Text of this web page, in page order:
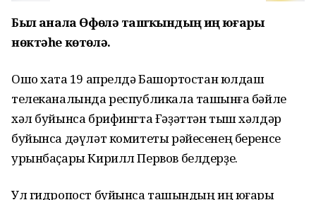
Был аҙнала Өфөлә ташҡындың иң юғары
нөктәһе көтөлә.
Ошо хаҡта 19 апрелдә Башҡортостан юлдаш
телеканалында республикала ташҡынға бәйле
хәл буйынса брифингта Ғәҙәттән тыш хәлдәр
буйынса дәүләт комитеты рәйесенең беренсе
урынбаҫары Кирилл Первов белдерҙе.
Ул гидропост буйынса ташҡындың иң юғары